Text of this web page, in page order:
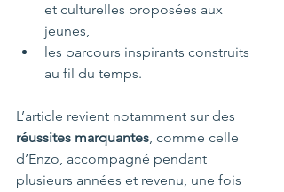
et culturelles proposées aux
jeunes,
les parcours inspirants construits
au fil du temps.
L’article revient notamment sur des
réussites marquantes, comme celle
d’Enzo, accompagné pendant
plusieurs années et revenu, une fois